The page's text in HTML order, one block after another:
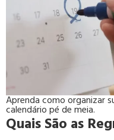
Aprenda como organizar
calendário pé de meia.
Quais São as